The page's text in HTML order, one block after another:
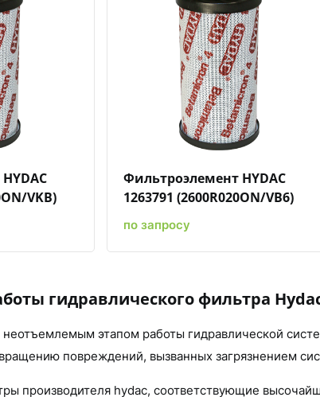
к сравнению
Добавить в избранное
VKB)
Быстрый просмотрДобавить к сравнениюДобавить в избранное
Фильтроэлемент HYDAC
1263791 (2600R020ON/VB6)
по запросу
гидравлического фильтра
неотъемлемым этапом работы гидравлической
повреждений, вызванных загрязнением
производителя hydac, соответствующие